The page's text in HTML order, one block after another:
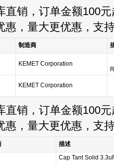
销，订单金额100元
惠，量大更优惠，支
制造商
KEMET Corporation
KEMET Corporation
销，订单金额100元
惠，量大更优惠，支
描述
Cap Tant Solid